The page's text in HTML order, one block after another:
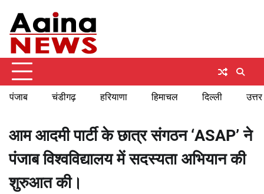
content
पंजाब चंडीगढ़ हरियाणा हिमाचल दिल्ली
आम आदमी पार्टी के छात्र संगठन ‘ASAP’ ने
पंजाब विश्वविद्यालय में सदस्यता अभियान की
शुरुआत की।